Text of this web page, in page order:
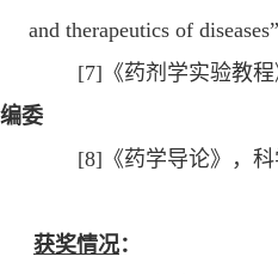
and therapeutics of diseases”
[7] 《药剂学实验教程
编委
[8] 《药学导论》 ， 科
获奖情况：